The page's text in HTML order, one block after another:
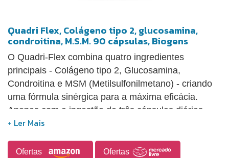
Quadri Flex, Colágeno tipo 2, glucosamina,
condroitina, M.S.M. 90 cápsulas, Biogens
O Quadri-Flex combina quatro ingredientes
principais - Colágeno tipo 2, Glucosamina,
Condroitina e MSM (Metilsulfonilmetano) - criando
uma fórmula sinérgica para a máxima eficácia.
Apenas com a ingestão de três cápsulas diárias,
você estará integrando à sua rotina uma fórmula
complementar sua saúde.
Ofertas Ofertas